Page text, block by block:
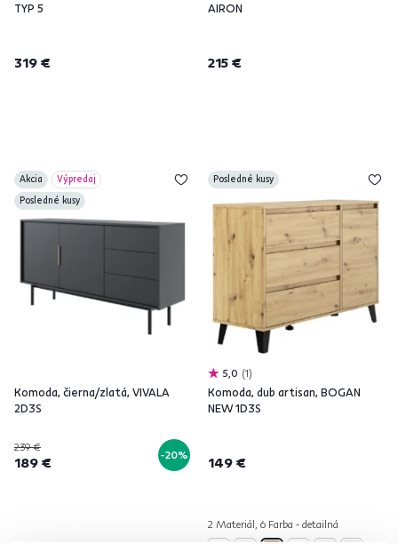
TYP 5
319 €
AIRON
215 €
Akcia
Výpredaj
Posledné kusy
Komoda, čierna/zlatá, VIVALA
2D3S
239 €
189 € -20%
Posledné kusy
5,0 1
Komoda, dub artisan, BOGAN
NEW 1D3S
149 €
2 Materiál, 6 Farba - detailná